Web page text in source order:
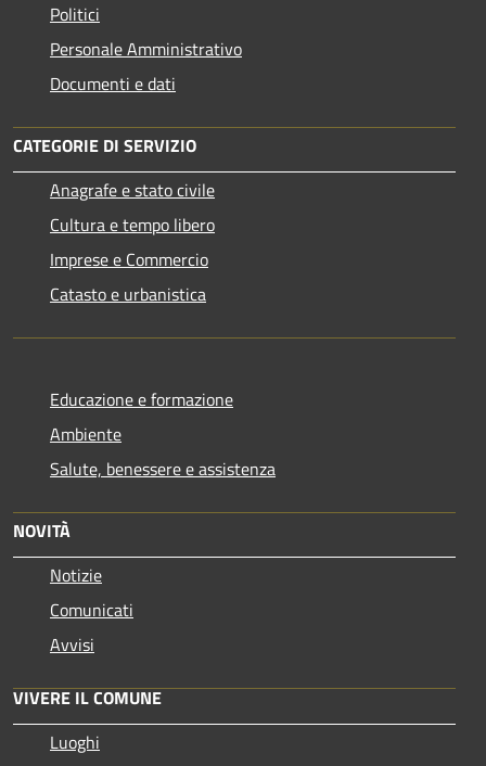
Politici
Personale Amministrativo
Documenti e dati
CATEGORIE DI SERVIZIO
Anagrafe e stato civile
Cultura e tempo libero
Imprese e Commercio
Catasto e urbanistica
Educazione e formazione
Ambiente
Salute, benessere e assistenza
NOVITÀ
Notizie
Comunicati
Avvisi
VIVERE IL COMUNE
Luoghi